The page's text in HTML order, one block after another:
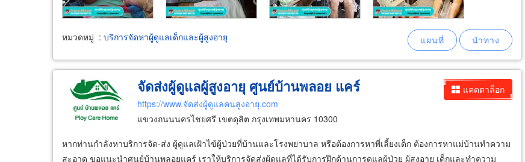
หมวดหมู่ : บริการจัดหาผู้ดูแลเด็กและผู้สูงอายุ
แคตตาล็อก
จัดส่งผู้ดูแลผู้สูงอายุ ศูนย์บ้านพลอย แคร์
https://www.จัดส่งผู้ดูแลคนสูงอายุ.com
แขวงถนนนครไชยศรี เขตดุสิต กรุงเทพมหานคร 10300
หากท่านกำลังหาบริการจัด-ส่ง ผู้ดูแลเฝ้าไข้ผู้ป่วยที่บ้านและโรงพยาบาล หรือต้องการหาพี่เลี้ยงเด็ก ต้องการหาแม่บ้านทำความ
สะอาด ขอแนะนำศูนย์บ้านพลอยแคร์ เราให้บริการจัดส่งผู้ดูแลที่ได้รับการฝึกด้านการดูแลผู้ป่วย ผู้สูงอายุ เด็กและทำความ